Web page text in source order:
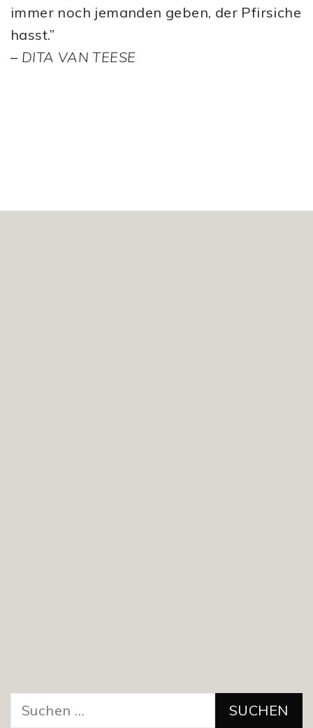
immer noch jemanden geben, der Pfirsiche
hasst.”
– DITA VAN TEESE
nach: